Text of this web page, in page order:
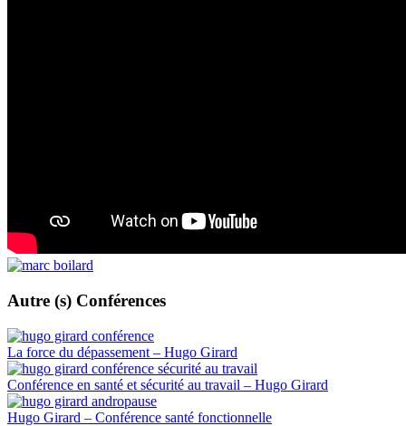
Autre (s) Conférences
La force du dépassement – Hugo Girard
Conférence en santé et sécurité au travail – Hugo Girard
Hugo Girard – Conférence santé fonctionnelle